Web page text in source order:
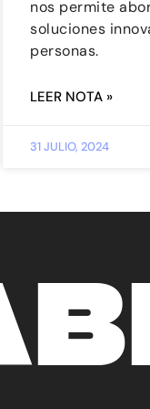
nos permite
soluciones
personas.
LEER NOTA »
31 JULIO, 2024